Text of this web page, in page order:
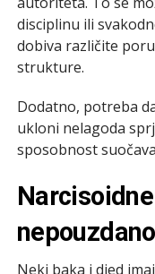
disciplinu ili
dobiva različite
strukture.
Dodatno, potreba
ukloni nelagoda
sposobnost
Neki baka i djed